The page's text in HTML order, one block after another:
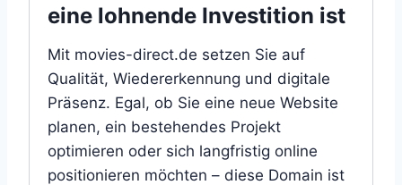
eine lohnende Investition ist
Mit movies-direct.de setzen Sie auf
Qualität, Wiedererkennung und digitale
Präsenz. Egal, ob Sie eine neue Website
planen, ein bestehendes Projekt
optimieren oder sich langfristig online
positionieren möchten – diese Domain ist